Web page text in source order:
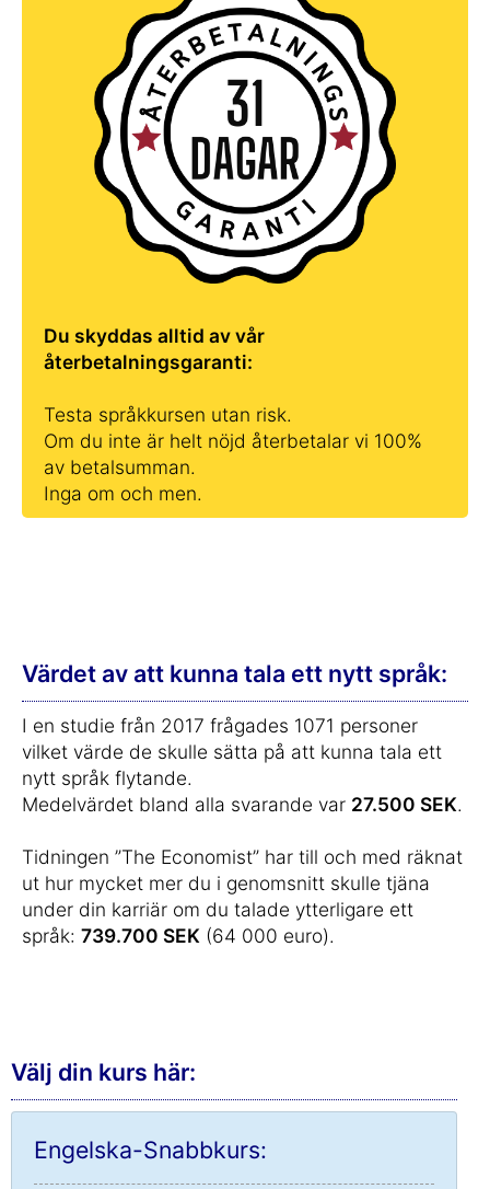
Du skyddas alltid av vår
återbetalningsgaranti:
Testa språkkursen utan risk.
Om du inte är helt nöjd återbetalar vi 100%
av betalsumman.
Inga om och men.
Värdet av att kunna tala ett nytt språk:
I en studie från 2017 frågades 1071 personer
vilket värde de skulle sätta på att kunna tala ett
nytt språk flytande.
Medelvärdet bland alla svarande var 27.500 SEK.
Tidningen ”The Economist” har till och med räknat
ut hur mycket mer du i genomsnitt skulle tjäna
under din karriär om du talade ytterligare ett
språk: 739.700 SEK (64 000 euro).
Välj din kurs här:
Engelska-Snabbkurs: